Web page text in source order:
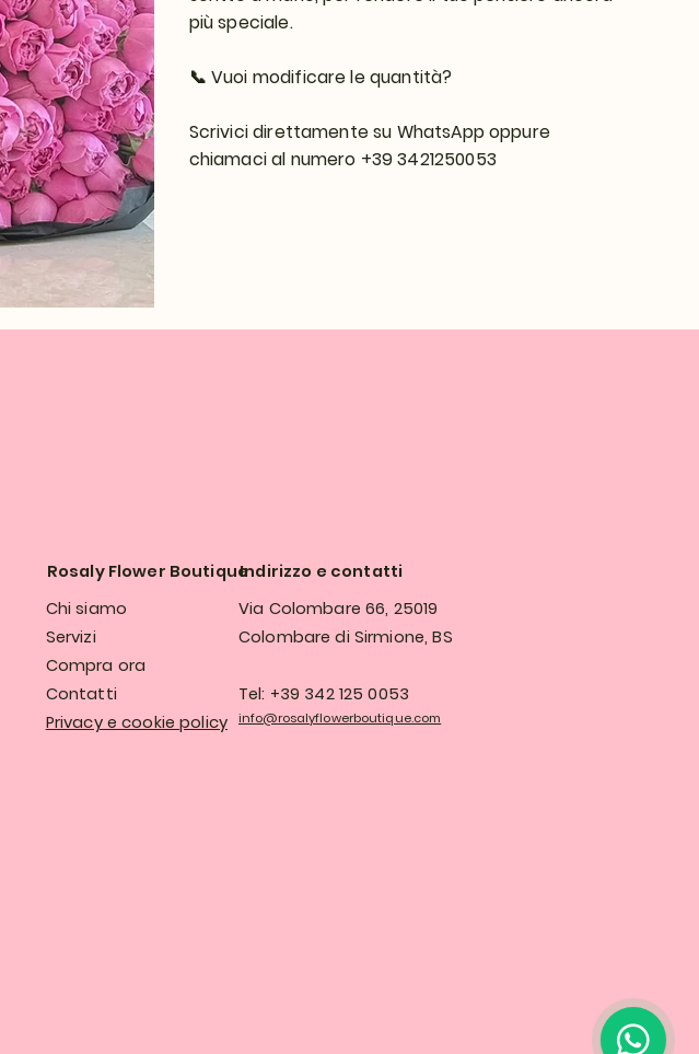
più speciale.
📞 Vuoi modificare le quantità?
Scrivici direttamente su WhatsApp oppure
chiamaci al numero +39 3421250053
Rosaly Flower Boutique
Chi siamo
Servizi
Compra ora
Contatti
Privacy e cookie policy
Indirizzo e contatti
Via Colombare 66, 25019
Colombare di Sirmione, BS
Tel: +39 342 125 0053
info@rosalyflowerboutique.com